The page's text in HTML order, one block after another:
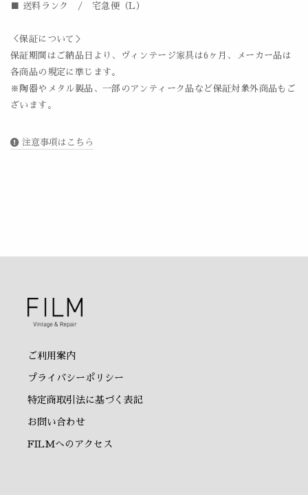
■ 送料ランク / 宅急便（L）
＜保証について＞
保証期間はご納品日より、ヴィンテージ家具は6ヶ月、メーカー品は
各商品の規定に準じます。
※陶器やメタル製品、一部のアンティーク品など保証対象外商品もご
ざいます。
注意事項はこちら
ご利用案内
プライバシーポリシー
特定商取引法に基づく表記
お問い合わせ
FILMへのアクセス